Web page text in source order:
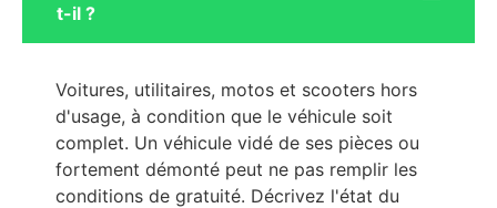
t-il ?
Voitures, utilitaires, motos et scooters hors
d'usage, à condition que le véhicule soit
complet. Un véhicule vidé de ses pièces ou
fortement démonté peut ne pas remplir les
conditions de gratuité. Décrivez l'état du